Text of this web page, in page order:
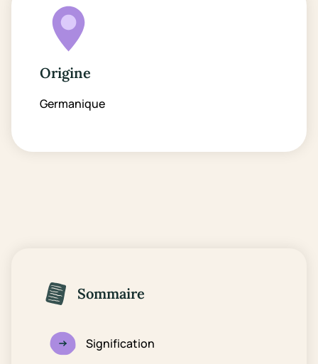
Origine
Germanique
Sommaire
Signification